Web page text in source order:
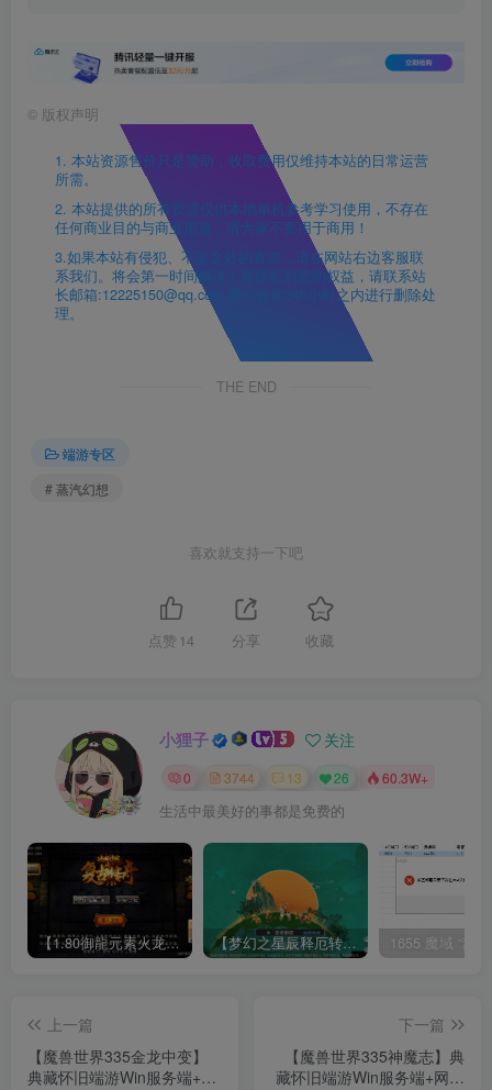
© 版权声明
1. 本站资源售价只是赞助，收取费用仅维持本站的日常运营
所需。
2. 本站提供的所有资源仅供本地单机参考学习使用，不存在
任何商业目的与商业用途，请大家不要用于商用！
3.如果本站有侵犯、不妥之处的资源，请在网站右边客服联
系我们。将会第一时间解决！若侵犯到您的权益，请联系站
长邮箱:12225150@qq.com 我们会在24h小时之内进行删除处
理。
THE END
端游专区
# 蒸汽幻想
喜欢就支持一下吧
点赞 14 分享 收藏
小狸子 关注
0 3744 13 26 60.3W+
生活中最美好的事都是免费的
【1.80御龍元素火龙[摸摸登陆器]】战神引擎WIN服务端+GM工具+充值后台+双端+架设教程 【梦幻之星辰释厄转尊享挂机版】MT3换皮梦幻西游Linux服务端+GM后台+双端+源码+架设教程
上一篇
【魔兽世界335金龙中变】
典藏怀旧端游Win服务端+网
下一篇
【魔兽世界335神魔志】典
藏怀旧端游Win服务端+网页